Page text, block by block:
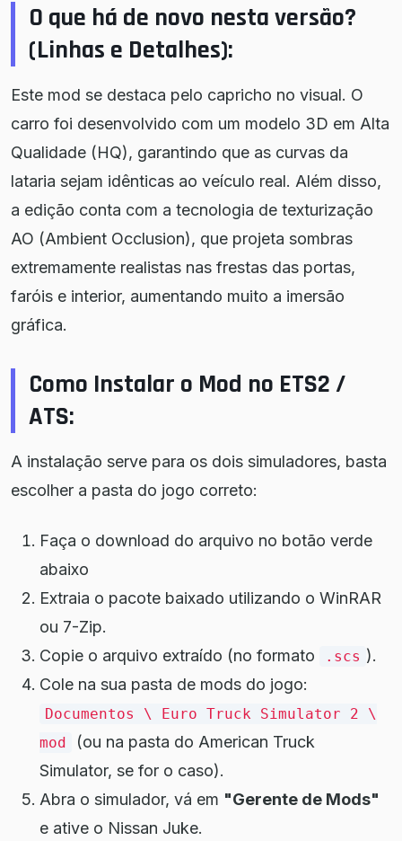
O que há de novo nesta versão?
(Linhas e Detalhes):
Este mod se destaca pelo capricho no visual. O
carro foi desenvolvido com um modelo 3D em Alta
Qualidade (HQ), garantindo que as curvas da
lataria sejam idênticas ao veículo real. Além disso,
a edição conta com a tecnologia de texturização
AO (Ambient Occlusion), que projeta sombras
extremamente realistas nas frestas das portas,
faróis e interior, aumentando muito a imersão
gráfica.
Como Instalar o Mod no ETS2 /
ATS:
A instalação serve para os dois simuladores, basta
escolher a pasta do jogo correto:
Faça o download do arquivo no botão verde
abaixo
Extraia o pacote baixado utilizando o WinRAR
ou 7-Zip.
Copie o arquivo extraído (no formato
.scs ).
Cole na sua pasta de mods do jogo:
Documentos \ Euro Truck Simulator 2 \
mod
(ou na pasta do American Truck
Simulator, se for o caso).
Abra o simulador, vá em "Gerente de Mods"
e ative o Nissan Juke.